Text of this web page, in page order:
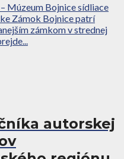
Múzeum Bojnice sídliace
Zámok Bojnice patrí
zámkom v strednej
autorskej